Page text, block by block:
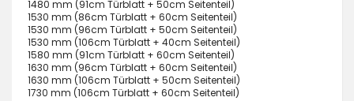
1480 mm (91cm Türblatt + 50cm Seitenteil)
1530 mm (86cm Türblatt + 60cm Seitenteil)
1530 mm (96cm Türblatt + 50cm Seitenteil)
1530 mm (106cm Türblatt + 40cm Seitenteil)
1580 mm (91cm Türblatt + 60cm Seitenteil)
1630 mm (96cm Türblatt + 60cm Seitenteil)
1630 mm (106cm Türblatt + 50cm Seitenteil)
1730 mm (106cm Türblatt + 60cm Seitenteil)